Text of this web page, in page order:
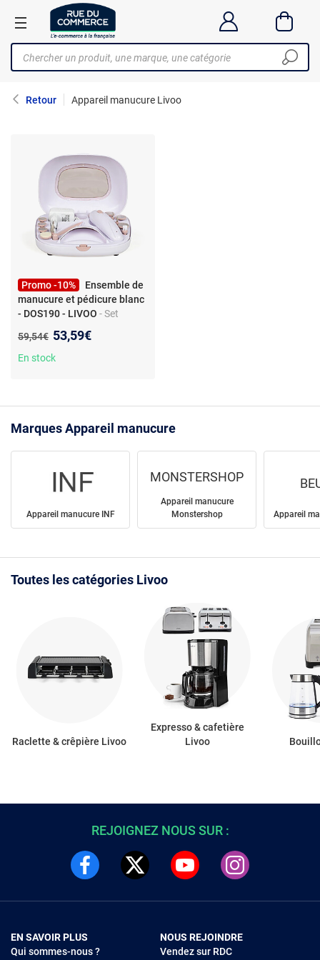
Retour Appareil manucure Livoo
Promo -10%
Ensemble de
manucure et pédicure blanc
- DOS190 - LIVOO - Set
accessoires - Fonction de
séchage à l'air -
Ancien prix :
59,54€ Nouveau prix :
53,59€
En stock
Marques Appareil manucure
Appareil manucure INF
MONSTERSHOP
Appareil manucure
Monstershop
Appareil
Toutes les catégories Livoo
Raclette & crêpière Livoo
Expresso & cafetière
Livoo
REJOIGNEZ NOUS SUR :
EN SAVOIR PLUS
Qui sommes-nous ?
NOUS REJOINDRE
Vendez sur RDC